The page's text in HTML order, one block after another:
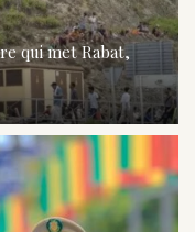
qui met Rabat,